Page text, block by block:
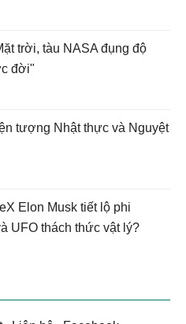
trời, tàu NASA đụng độ
đời"
tượng Nhật thực và Nguyệt
Elon Musk tiết lộ phi
UFO thách thức vật lý?